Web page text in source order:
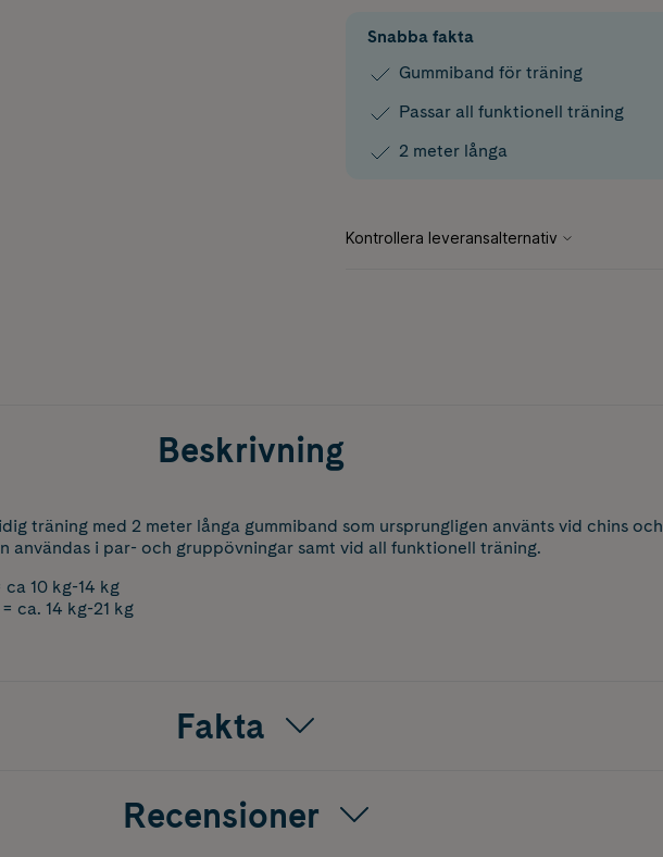
Snabba fakta
Gummiband för träning
Passar all funktionell träning
2 meter långa
Beskrivning
träning med 2 meter långa gummiband som ursprungligen använts vid chins och
användas i par- och gruppövningar samt vid all funktionell träning.
ca 10 kg-14 kg
ca. 14 kg-21 kg
Fakta
Recensioner